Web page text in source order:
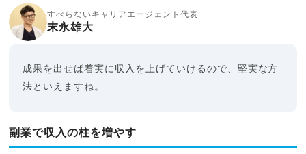
すべらないキャリアエージェント代表
末永雄大
成果を出せば着実に収入を上げていけるので、堅実な方
法といえますね。
副業で収入の柱を増やす